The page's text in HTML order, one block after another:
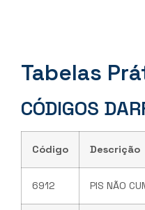
Tabelas
CÓDIGOS
Código Descrição
6912 PIS NÃO